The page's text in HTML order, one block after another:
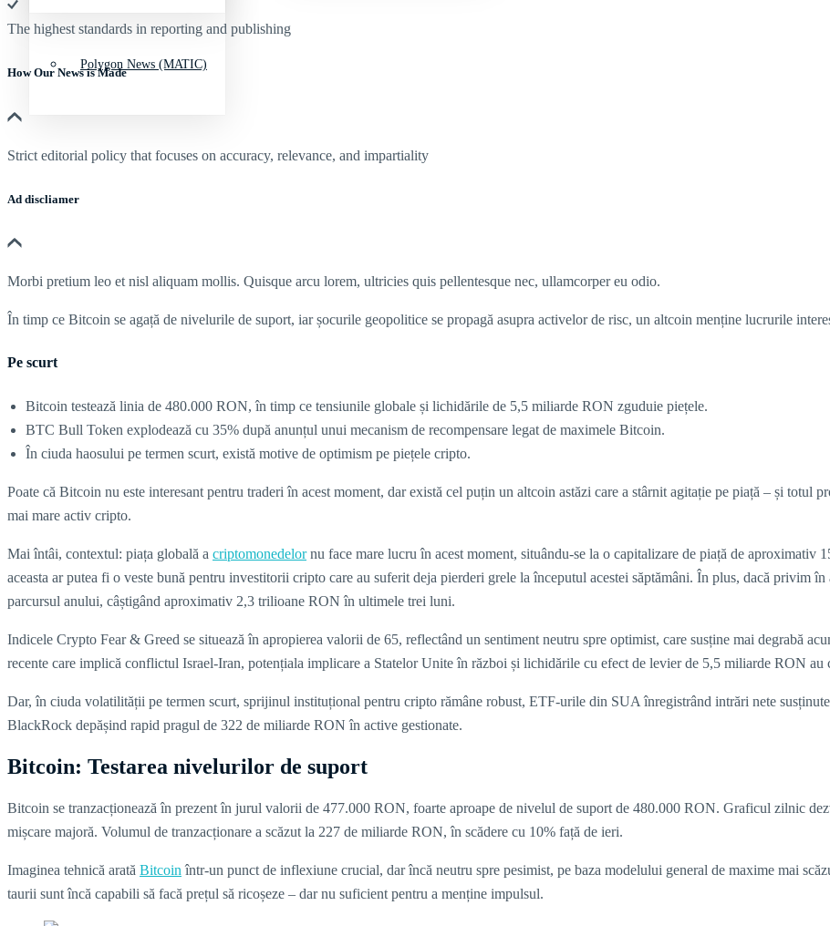
Polygon News (MATIC)
The highest standards in reporting and publishing
How Our News is Made
Strict editorial policy that focuses on accuracy, relevance, and impartiality
Ad discliamer
Morbi pretium leo et nisl aliquam mollis. Quisque arcu lorem, ultricies quis pellentesque nec, ullamcorper eu odio.
În timp ce Bitcoin se agață de nivelurile de suport, iar șocurile geopolitice se propagă asupra activelor de risc, un altcoin menține lucrurile
Pe scurt
Bitcoin testează linia de 480.000 RON, în timp ce tensiunile globale și lichidările de 5,5 miliarde RON zguduie piețele.
BTC Bull Token explodează cu 35% după anunțul unui mecanism de recompensare legat de maximele Bitcoin.
În ciuda haosului pe termen scurt, există motive de optimism pe piețele cripto.
Poate că Bitcoin nu este interesant pentru traderi în acest moment, dar există cel puțin un altcoin astăzi care a stârnit agitație pe piață – și totul
mai mare activ cripto.
Mai întâi, contextul: piața globală a criptomonedelornu face mare lucru în acest moment, situându-se la o capitalizare de piață de
aceasta ar putea fi o veste bună pentru investitorii cripto care au suferit deja pierderi grele la începutul acestei săptămâni. În plus, dacă privim
parcursul anului, câștigând aproximativ 2,3 trilioane RON în ultimele trei luni.
Indicele Crypto Fear & Greed se situează în apropierea valorii de 65, reflectând un sentiment neutru spre optimist, care susține mai degrabă
recente care implică conflictul Israel-Iran, potențiala implicare a Statelor Unite în război și lichidările cu efect de levier de 5,5 miliarde RON au
Dar, în ciuda volatilității pe termen scurt, sprijinul instituțional pentru cripto rămâne robust, ETF-urile din SUA înregistrând intrări nete
BlackRock depășind rapid pragul de 322 de miliarde RON în active gestionate.
Bitcoin: Testarea nivelurilor de suport
Bitcoin se tranzacționează în prezent în jurul valorii de 477.000 RON, foarte aproape de nivelul de suport de 480.000 RON. Graficul zilnic
mișcare majoră. Volumul de tranzacționare a scăzut la 227 de miliarde RON, în scădere cu 10% față de ieri.
Imaginea tehnică arată Bitcoin într-un punct de inflexiune crucial, dar încă neutru spre pesimist, pe baza modelului general de maxime mai
taurii sunt încă capabili să facă prețul să ricoșeze – dar nu suficient pentru a menține impulsul.